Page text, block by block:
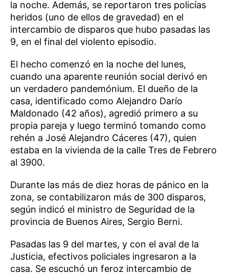
la noche. Además, se reportaron tres policías
heridos (uno de ellos de gravedad) en el
intercambio de disparos que hubo pasadas las
9, en el final del violento episodio.
El hecho comenzó en la noche del lunes,
cuando una aparente reunión social derivó en
un verdadero pandemónium. El dueño de la
casa, identificado como Alejandro Darío
Maldonado (42 años), agredió primero a su
propia pareja y luego terminó tomando como
rehén a José Alejandro Cáceres (47), quien
estaba en la vivienda de la calle Tres de Febrero
al 3900.
Durante las más de diez horas de pánico en la
zona, se contabilizaron más de 300 disparos,
según indicó el ministro de Seguridad de la
provincia de Buenos Aires, Sergio Berni.
Pasadas las 9 del martes, y con el aval de la
Justicia, efectivos policiales ingresaron a la
casa. Se escuchó un feroz intercambio de